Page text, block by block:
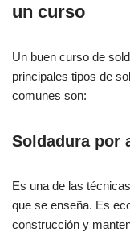
un curso
Un buen curso de
principales tipos de
comunes son:
Soldadura por
Es una de las
que se enseña. Es
construcción y